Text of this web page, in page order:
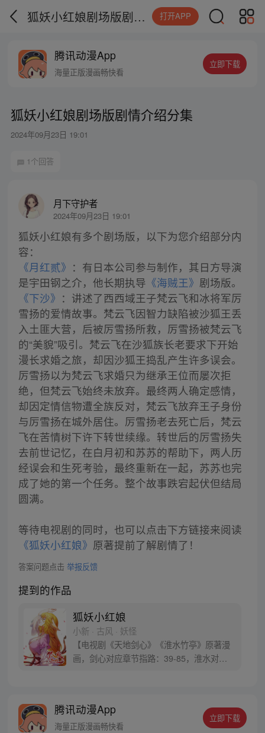
狐妖小红娘剧场版剧情介绍分集 打开APP
腾讯动漫App
海量正版漫画畅快看
立即下载
狐妖小红娘剧场版剧情介绍分集
2024年09月23日 19:01
1个回答
月下守护者
2024年09月23日 19:01
狐妖小红娘有多个剧场版，以下为您介绍部分内
《月红贰》 ：有日本公司参与制作，其日方导演
是宇田钢之介，他长期执导 《海贼王》
《下沙》 ：讲述了西西域王子梵云飞和冰将军厉
雪扬的爱情故事。梵云飞因智力缺陷被沙狐王丢
入土匪大营，后被厉雪扬所救，厉雪扬被梵云飞
的“美貌”吸引。梵云飞在沙狐族长老要求下开始
漫长求婚之旅，却因沙狐王捣乱产生许多误会。
厉雪扬以为梵云飞求婚只为继承王位而屡次拒
绝，但梵云飞始终未放弃。最终两人确定感情，
却因定情信物遭全族反对，梵云飞放弃王子身份
与厉雪扬在城外居住。厉雪扬老去死亡后，梵云
飞在苦情树下许下转世续缘。转世后的厉雪扬失
去前世记忆，在白月初和苏苏的帮助下，两人历
经误会和生死考验，最终重新在一起，苏苏也完
成了她的第一个任务。整个故事跌宕起伏但结局
圆满。
等待电视剧的同时，也可以点击下方链接来阅读
《狐妖小红娘》 原著提前了解剧情了！
答案问题点击 举报反馈
提到的作品
狐妖小红娘
小新 · 古风 · 妖怪
【电视剧《天地剑心》《淮水竹亭》原著漫
画，剑心对应章节指路：39-85，淮水对应
腾讯动漫App
海量正版漫画畅快看
立即下载